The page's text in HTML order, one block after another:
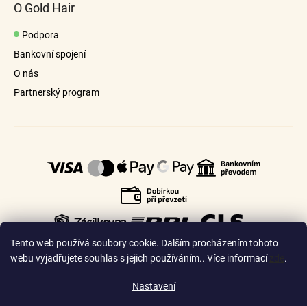
Tento web používá soubory cookie. Dalším procházením tohoto
webu vyjadřujete souhlas s jejich používáním.. Více informací
.
Nastavení
O Gold Hair
Podpora
Bankovní spojení
O nás
Partnerský program
Česko🇸🇰